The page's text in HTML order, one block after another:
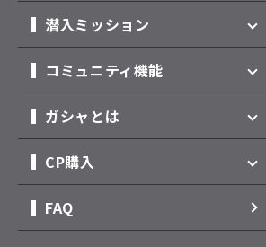
潜入ミッション
コミュニティ機能
ガシャとは
CP購入
FAQ